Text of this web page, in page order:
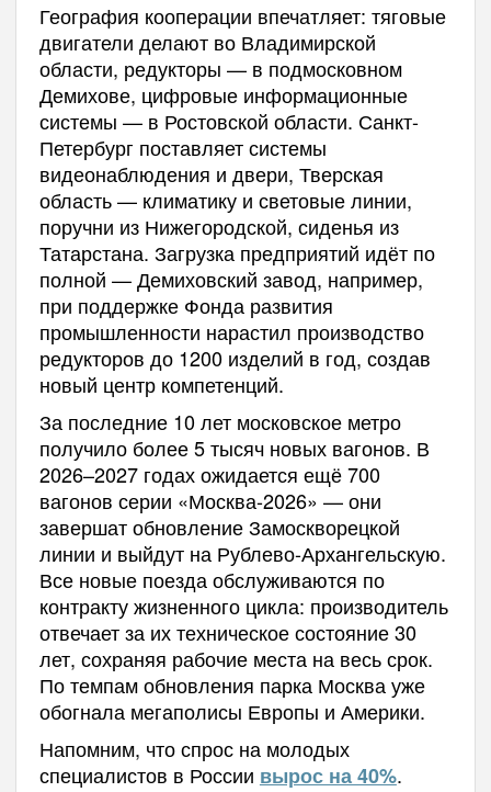
География кооперации впечатляет: тяговые
двигатели делают во Владимирской
области, редукторы — в подмосковном
Демихове, цифровые информационные
системы — в Ростовской области. Санкт-
Петербург поставляет системы
видеонаблюдения и двери, Тверская
область — климатику и световые линии,
поручни из Нижегородской, сиденья из
Татарстана. Загрузка предприятий идёт по
полной — Демиховский завод, например,
при поддержке Фонда развития
промышленности нарастил производство
редукторов до 1200 изделий в год, создав
новый центр компетенций.
За последние 10 лет московское метро
получило более 5 тысяч новых вагонов. В
2026–2027 годах ожидается ещё 700
вагонов серии «Москва-2026» — они
завершат обновление Замоскворецкой
линии и выйдут на Рублево-Архангельскую.
Все новые поезда обслуживаются по
контракту жизненного цикла: производитель
отвечает за их техническое состояние 30
лет, сохраняя рабочие места на весь срок.
По темпам обновления парка Москва уже
обогнала мегаполисы Европы и Америки.
Напомним, что спрос на молодых
специалистов в России вырос на 40%.